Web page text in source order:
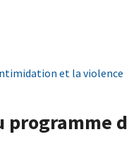
et la violence
programme